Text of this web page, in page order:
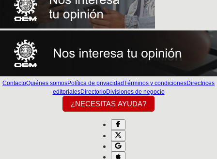
ContactoQuiénes somosPolítica de privacidadTérminos y condicionesDirectrices
editorialesDirectorioDivisiones de negocio
¿NECESITAS AYUDA?